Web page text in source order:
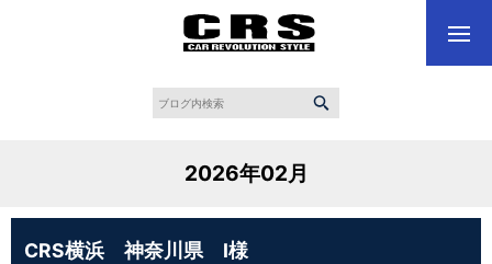
2026年02月
CRS横浜 神奈川県 I様